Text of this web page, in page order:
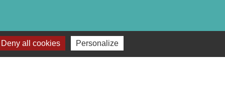
Deny all cookies Personalize